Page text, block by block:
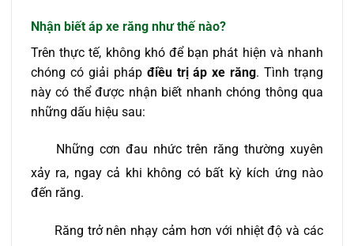
Nhận biết áp xe răng như thế nào?
Trên thực tế, không khó để bạn phát hiện và nhanh
chóng có giải pháp điều trị áp xe răng. Tình trạng
này có thể được nhận biết nhanh chóng thông qua
những dấu hiệu sau:
Những cơn đau nhức trên răng thường xuyên
xảy ra, ngay cả khi không có bất kỳ kích ứng nào
đến răng.
Răng trở nên nhạy cảm hơn với nhiệt độ và các